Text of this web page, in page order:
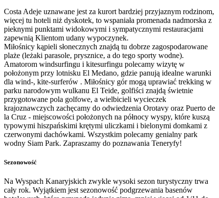
Costa Adeje uznawane jest za kurort bardziej przyjaznym rodzinom,
więcej tu hoteli niż dyskotek, to wspaniała promenada nadmorska z
pieknymi punktami widokowymi i sympatycznymi restauracjami
zapewnią Klientom udany wypoczynek.
Miłośnicy kąpieli słonecznych znajdą tu dobrze zagospodarowane
plaże (leżaki parasole, prysznice, a do tego sporty wodne).
Amatorom windsurfingu i kitesurfingu polecamy wizytę w
położonym przy lotnisku El Medano, gdzie panują idealne warunki
dla wind-, kite-surferów . Miłośnicy gór mogą uprawiać trekking w
parku narodowym wulkanu El Teide, golfiści znajdą świetnie
przygotowane pola golfowe, a wielbicieli wycieczek
krajoznawczych zachęcamy do odwiedzenia Orotavy oraz Puerto de
la Cruz - miejscowości położonych na północy wyspy, które kuszą
typowymi hiszpańskimi krętymi uliczkami i bielonymi domkami z
czerwonymi dachówkami. Wszystkim polecamy genialny park
wodny Siam Park. Zapraszamy do poznawania Teneryfy!
Sezonowość
Na Wyspach Kanaryjskich zwykle wysoki sezon turystyczny trwa
cały rok. Wyjątkiem jest sezonowość podgrzewania basenów